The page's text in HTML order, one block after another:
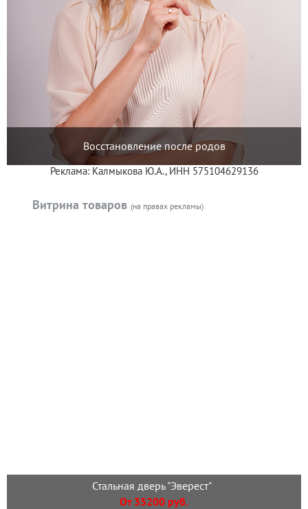
Восстановление после родов
Реклама: Калмыкова Ю.А., ИНН 575104629136
Витрина товаров (на правах рекламы)
Стальная дверь "Эверест"
От 35200 руб.